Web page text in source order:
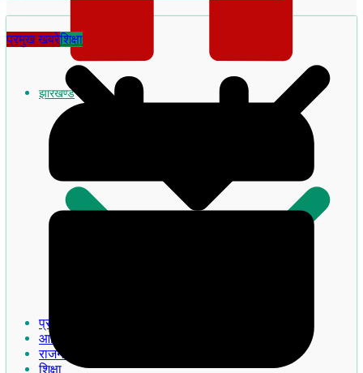
झारखण्ड
प्रमुख खबरे
आदिवासी
राजनीति
शिक्षा
प्रमुख खबरेशिक्षा